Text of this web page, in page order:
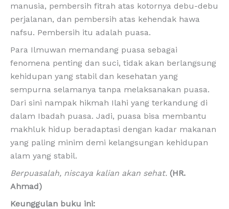
manusia, pembersih fitrah atas kotornya debu-debu
perjalanan, dan pembersih atas kehendak hawa
nafsu. Pembersih itu adalah puasa.
Para Ilmuwan memandang puasa sebagai
fenomena penting dan suci, tidak akan berlangsung
kehidupan yang stabil dan kesehatan yang
sempurna selamanya tanpa melaksanakan puasa.
Dari sini nampak hikmah Ilahi yang terkandung di
dalam Ibadah puasa. Jadi, puasa bisa membantu
makhluk hidup beradaptasi dengan kadar makanan
yang paling minim demi kelangsungan kehidupan
alam yang stabil.
Berpuasalah, niscaya kalian akan sehat. (HR.
Ahmad)
Keunggulan buku ini: